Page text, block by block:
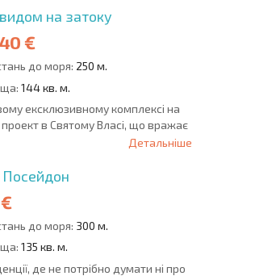
на затоку
€
до моря: 250 м.
144 кв. м.
ексклюзивному комплексі на
в Святому Власі, що вражає
Детальніше
Посейдон
до моря: 300 м.
135 кв. м.
де не потрібно думати ні про